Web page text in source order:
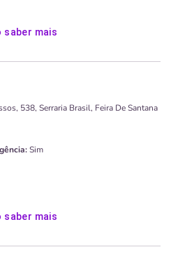
saber mais
538, Serraria Brasil, Feira De Santana
Sim
saber mais